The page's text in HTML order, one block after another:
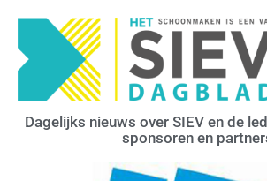
Dagelijks nieuws over SIEV en de
sponsoren en